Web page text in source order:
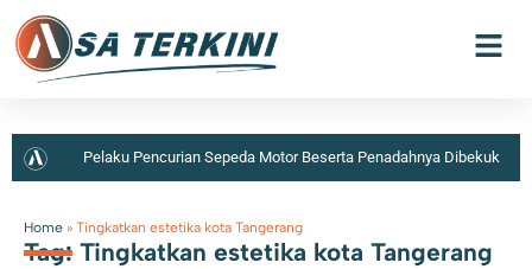
Pelaku Pencurian Sepeda Motor Beserta Penadahnya Dibekuk
Jatiwaringin, Pemkab Tangerang Berencana Buka TPS3R di
Home » Tingkatkan estetika kota Tangerang
Tag: Tingkatkan estetika kota Tangerang